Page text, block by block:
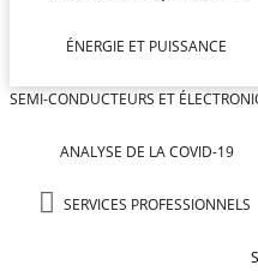
ÉNERGIE ET PUISSANCE
SEMI-CONDUCTEURS ET
ANALYSE DE LA COVID-19
SERVICES PROFESSIONNELS